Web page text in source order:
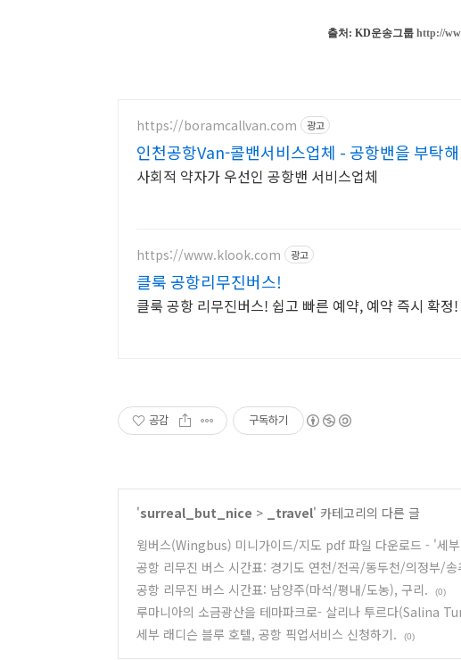
출처: KD운송그룹 http://
https://boramcallvan.com 광고
인천공항Van-콜밴서비스업체 - 공항밴을 부탁
사회적 약자가 우선인 공항밴 서비스업체
https://www.klook.com 광고
클룩 공항리무진버스!
클룩 공항 리무진버스! 쉽고 빠른 예약, 예약 즉시 확정!
공감 구독하기
'surreal_but_nice > _travel' 카테고리의 다른 글
윙버스(Wingbus) 미니가이드/지도 pdf 파일 다운로드 - '세
공항 리무진 버스 시간표: 경기도 연천/전곡/동두천/의정부/
공항 리무진 버스 시간표: 남양주(마석/평내/도농), 구리. (0)
루마니아의 소금광산을 테마파크로- 살리나 투르다(Salina
세부 래디슨 블루 호텔, 공항 픽업서비스 신청하기. (0)